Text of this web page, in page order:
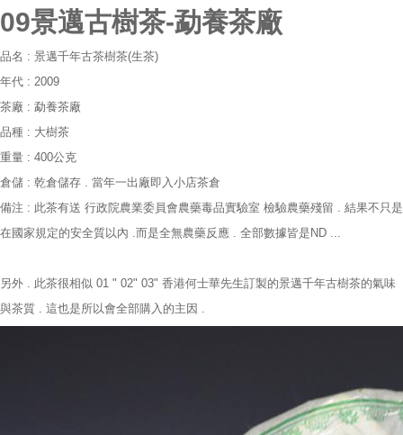
09景邁古樹茶-勐養茶廠
品名 : 景邁千年古茶樹茶(生茶)
年代 : 2009
茶廠 : 勐養茶廠
品種 : 大樹茶
重量 : 400公克
倉儲 : 乾倉儲存 . 當年一出廠即入小店茶倉
備注 : 此茶有送 行政院農業委員會農藥毒品實驗室 檢驗農藥殘留 . 結果不只是
在國家規定的安全質以內 .而是全無農藥反應 . 全部數據皆是ND ...
另外 . 此茶很相似 01 " 02" 03" 香港何士華先生訂製的景邁千年古樹茶的氣味
與茶質 . 這也是所以會全部購入的主因 .